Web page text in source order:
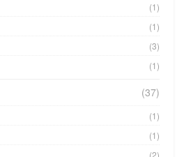
(1)
(1)
(3)
(1)
(37)
(1)
(1)